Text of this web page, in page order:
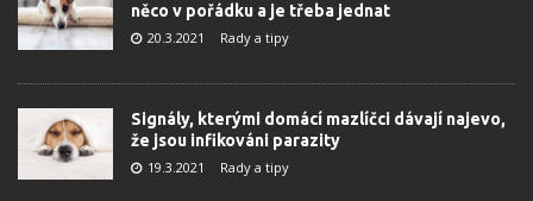
něco v pořádku a je třeba jednat
20.3.2021 Rady a tipy
Signály, kterými domácí mazlíčci dávají najevo,
že jsou infikováni parazity
19.3.2021 Rady a tipy